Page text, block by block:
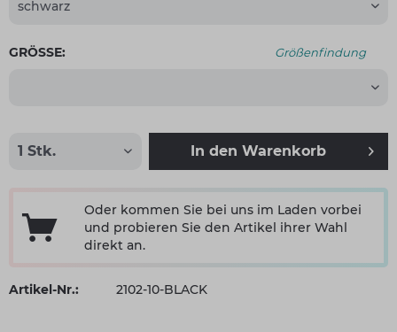
GRÖSSE: Größenfindung
In den Warenkorb
Oder kommen Sie bei uns im Laden vorbei
und probieren Sie den Artikel ihrer Wahl
direkt an.
Artikel-Nr.: 2102-10-BLACK